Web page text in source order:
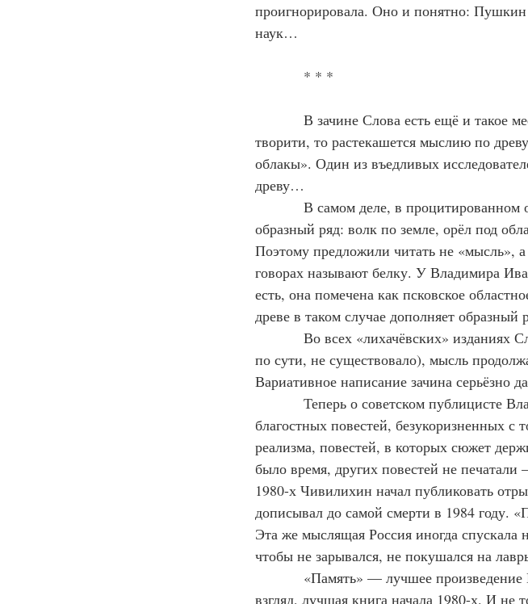
проигнорировала. Оно и понятно:
наук…
            * * *
творити, то растекашется мыслию по
облакы». Один из въедливых
древу…
образный ряд: волк по земле, орёл под
Поэтому предложили читать не
говорах называют белку. У Владимира
есть, она помечена как псковское
древе в таком случае дополняет образный
по сути, не существовало), мысль
Вариативное написание зачина серьёзно
благостных повестей, безукоризненных с
реализма, повестей, в которых сюжет
было время, других повестей не
1980-х Чивилихин начал публиковать
дописывал до самой смерти в 1984 году.
Эта же мыслящая Россия иногда
чтобы не зарывался, не покушался на
взгляд, лучшая книга начала 1980-х. И не